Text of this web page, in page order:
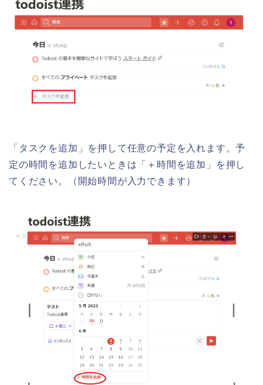
「タスクを追加」を押して任意の予定を入れます。予
定の時間を追加したいときは「＋時間を追加」を押し
てください。
（開始時間が入力できます）